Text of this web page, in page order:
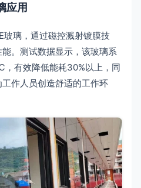
应用
璃，通过磁控溅射镀膜技
。测试数据显示，该玻璃系
有效降低能耗30%以上，同
作人员创造舒适的工作环